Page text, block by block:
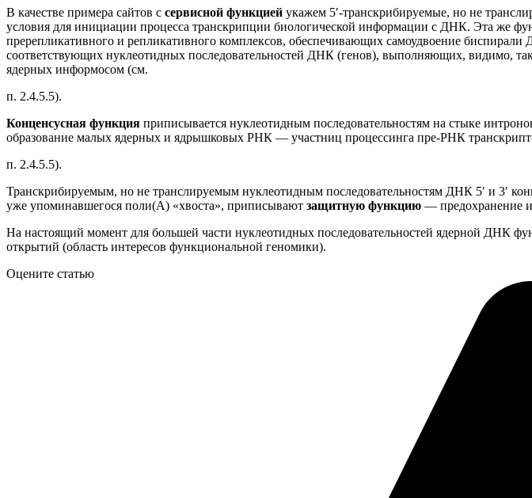
В качестве примера сайтов с сервисной функцией укажем 5′-транскрибируемые, но не
условия для инициации процесса транскрипции биологической информации с ДНК. Эта же
пререпликативного и репликативного комплексов, обеспечивающих самоудвоение
соответствующих нуклеотидных последовательностей ДНК (генов), выполняющих, видимо,
ядерных информосом (см.
п. 2.4.5.5).
Конценсусная функция приписывается нуклеотидным последовательностям на стыке
образование малых ядерных и ядрышковых РНК — участниц процессинга пре-РНК
п. 2.4.5.5).
Транскрибируемым, но не транслируемым нуклеотидным последовательностям ДНК 5′ и 3′
уже упоминавшегося поли(А) «хвоста», приписывают защитную функцию — предохранение
На настоящий момент для большей части нуклеотидных последовательностей ядерной ДНК
открытий (область интересов функциональной геномики).
Оцените статью